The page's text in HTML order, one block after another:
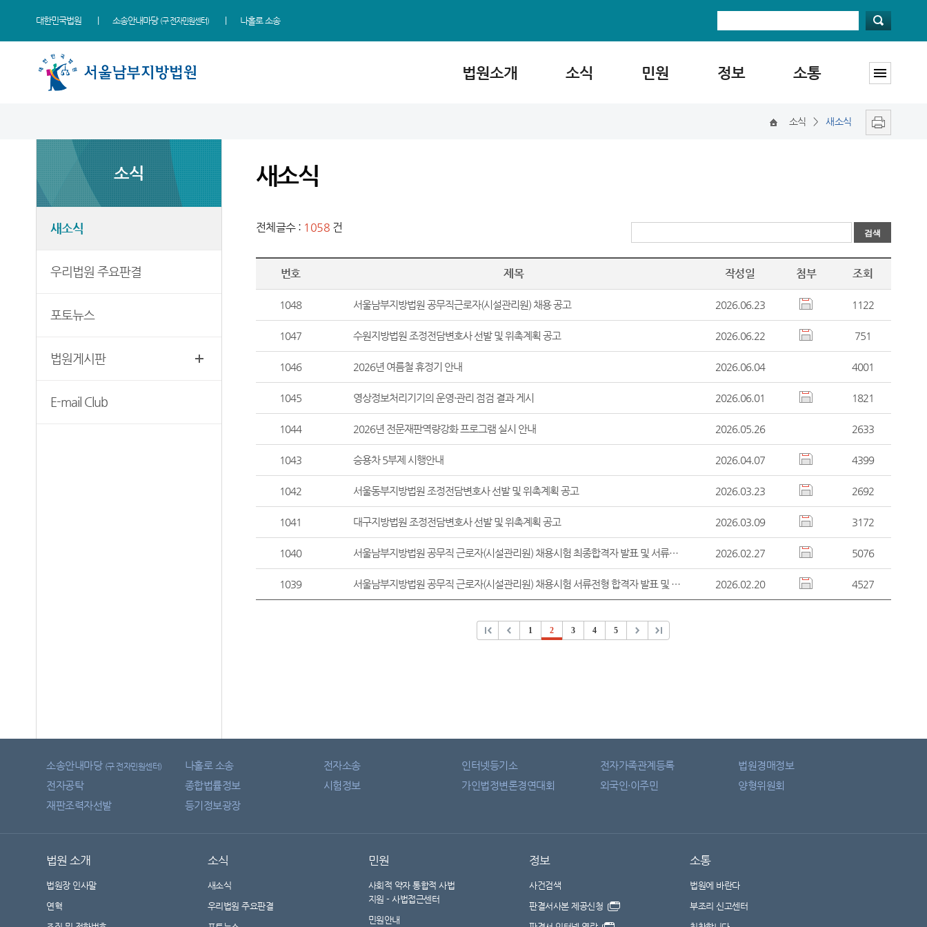
대한민국법원 소송안내마당 (구 전자민원센터) 나홀로 소송
법원소개 소식 민원 정보 소통
조직 및 전화번호
등기국
찾아오시는길
우리법원 주요판결
포토뉴스
사회적 약자 통합적 사법
지원 - 사법접근센터
자주묻는질문
소송구조절차
판결서사본 제공신청
판결서 인터넷열람
부조리 신고센터
칭찬합니다
증인지원관 제도
소식 > 새소식
소식
새소식
우리법원 주요판결
포토뉴스
법원게시판
E-mail Club
새소식
전체글수 : 1058 건
번호 제목 작성일 첨부 조회
1048 서울남부지방법원 공무직근로자(시설관리원) 채용 공고 2026.06.23 1122
1047 수원지방법원 조정전담변호사 선발 및 위촉계획 공고 2026.06.22 751
1046 2026년 여름철 휴정기 안내 2026.06.04 4001
1045 영상정보처리기기의 운영·관리 점검 결과 게시 2026.06.01 1821
1044 2026년 전문재판역량강화 프로그램 실시 안내 2026.05.26 2633
1043 승용차 5부제 시행안내 2026.04.07 4399
1042 서울동부지방법원 조정전담변호사 선발 및 위촉계획 공고 2026.03.23 2692
1041 대구지방법원 조정전담변호사 선발 및 위촉계획 공고 2026.03.09 3172
1040 서울남부지방법원 공무직 근로자(시설관리원) 채용시험 최종합격자 발표 및 서류제출 등 안내 공고 2026.02.27 5076
1039 서울남부지방법원 공무직 근로자(시설관리원) 채용시험 서류전형 합격자 발표 및 면접시험 안내 공고 2026.02.20 4527
1 2 3 4 5
소송안내마당 (구 전자민원센터) 나홀로 소송 전자소송 인터넷등기소 전자가족관계등록
법원경매정보
전자공탁
종합법률정보 시험정보 가인법정변론경연대회 외국인·이주민
양형위원회
재판조력자선발
등기정보광장
법원 소개
법원장 인사말
연혁
소식
새소식
우리법원 주요판결
민원
사회적 약자 통합적 사법
지원 - 사법접근센터
민원안내
정보
사건검색
판결서사본 제공신청
소통
법원에 바란다
부조리 신고센터